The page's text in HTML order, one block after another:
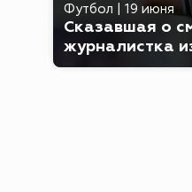
Футбол 19 июня
Сказавшая о
журналистка